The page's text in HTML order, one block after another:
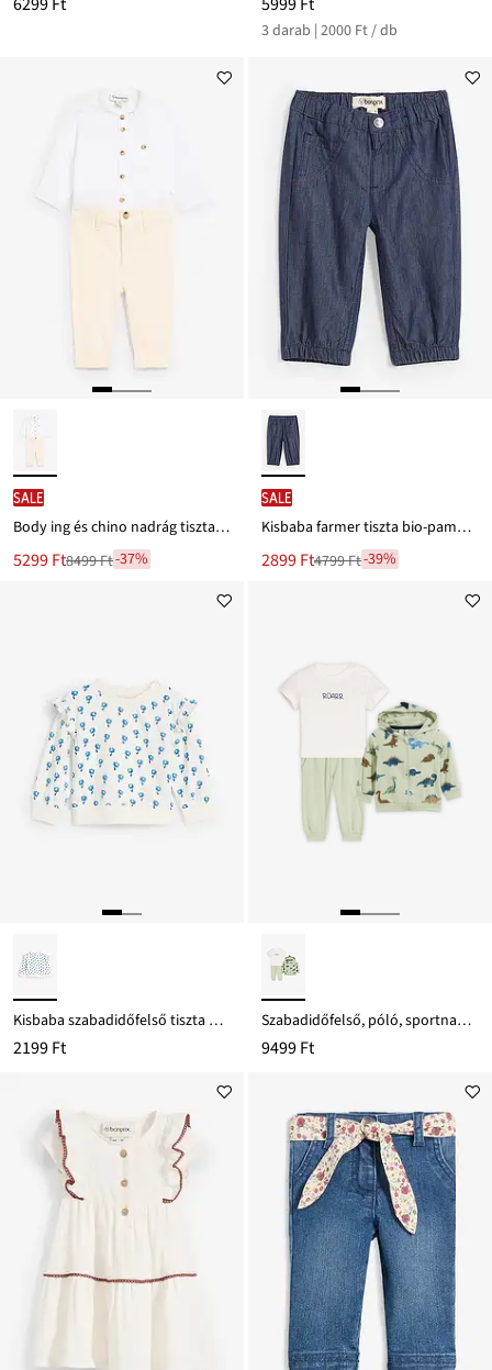
3 darab | 2000 Ft / db
SALE
Body ing és chino nadrág tiszta pamutból (2-részes szett)
Új
5299 Ft
Leárazva8499 Ft-37%
SALE
Kisbaba farmer tiszta bio-pamutból
Új
2899 Ft
Leárazva4799 Ft-39%
Kisbaba szabadidőfelső tiszta bio-pamutból
2199 Ft
Szabadidőfelső, póló, sportnadrág tiszta bio-pamutból (3-részes szett)
9499 Ft